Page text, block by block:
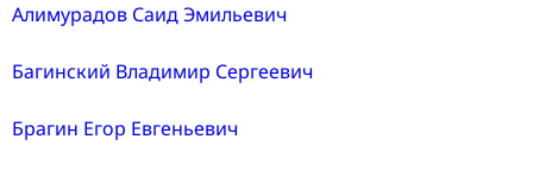
Алимурадов Саид Эмильевич
Багинский Владимир Сергеевич
Брагин Егор Евгеньевич